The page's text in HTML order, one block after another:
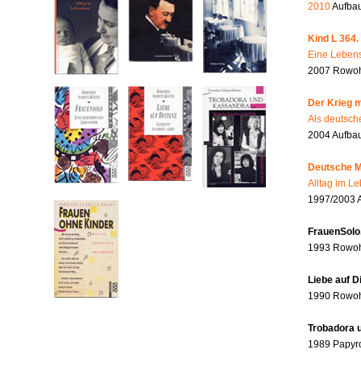
2010
Kind L 364.
Eine
2007
Der Krieg
Als
2004
Deutsche
Alltag im
1997/2003
1993
Liebe auf
1990
Trobadora
1989